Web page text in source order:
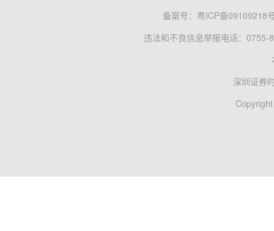
备案号： 粤ICP备09109218
违法和不良信息举报电话：0755-
深圳证券